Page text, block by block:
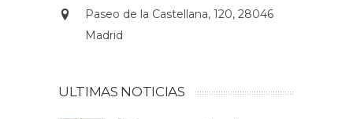
Paseo de la Castellana, 120, 28046
Madrid
ULTIMAS NOTICIAS